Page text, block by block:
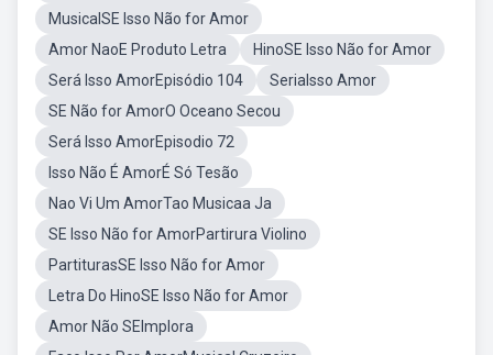
MusicalSE Isso Não for Amor
Amor NaoE Produto Letra
HinoSE Isso Não for Amor
Será Isso AmorEpisódio 104
SeriaIsso Amor
SE Não for AmorO Oceano Secou
Será Isso AmorEpisodio 72
Isso Não É AmorÉ Só Tesão
Nao Vi Um AmorTao Musicaa Ja
SE Isso Não for AmorPartirura Violino
PartiturasSE Isso Não for Amor
Letra Do HinoSE Isso Não for Amor
Amor Não SEImplora